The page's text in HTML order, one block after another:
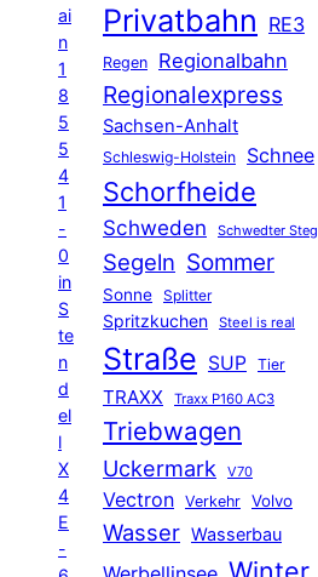
ai
n
1
8
5
5
4
1
-
0
in
S
te
n
d
el
l
X
4
E
-
Privatbahn RE3
Regen Regionalbahn
Regionalexpress
Sachsen-Anhalt
Schleswig-Holstein Schnee
Schorfheide
Schweden Schwedter Steg
Segeln Sommer
Sonne Splitter
Spritzkuchen Steel is real
Straße SUP Tier
TRAXX Traxx P160 AC3
Triebwagen
Uckermark V70
Vectron Verkehr Volvo
Wasser Wasserbau